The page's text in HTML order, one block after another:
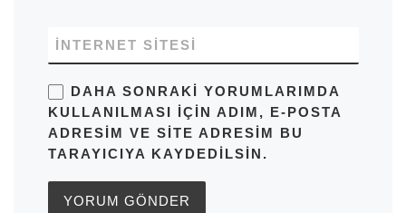
İNTERNET SITESI
DAHA SONRAKI YORUMLARIMDA
KULLANILMASI IÇIN ADIM, E-POSTA
ADRESIM VE SITE ADRESIM BU
TARAYICIYA KAYDEDILSIN.